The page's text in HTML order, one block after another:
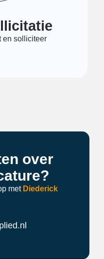
en solliciteer
over
met Diederick